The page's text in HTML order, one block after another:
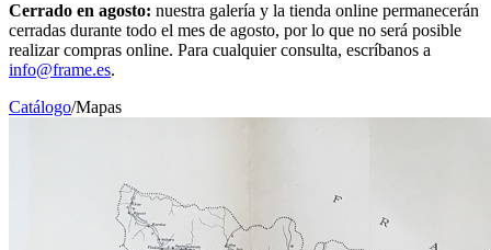
Cerrado en agosto: nuestra galería y la tienda online permanecerán
cerradas durante todo el mes de agosto, por lo que no será posible
realizar compras online. Para cualquier consulta, escríbanos a
info@frame.es.
Catálogo/Mapas